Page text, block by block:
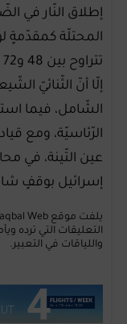
إطلاق النّار في
المحتلّة كمقدّمةٍ
تتراوح بين 48 و72 ساعة.
إلّا أنّ الثّنائيّ
الشّامل، فيما
الرّئاسيّة، ومع
عين التّينة، في
إسرائيل بوقفٍ
التعليقات التي ترده
واللياقات في التعبير.